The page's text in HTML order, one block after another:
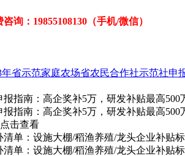
咨询： 19855108130（手机/微信）
年省示范家庭农场省农民合作社示范社申
指南：高企奖补5万，研发补贴最高500
指南：高企奖补5万，研发补贴最高500
点击查看
清单：设施大棚/稻渔养殖/龙头企业补贴
清单：设施大棚/稻渔养殖/龙头企业补贴